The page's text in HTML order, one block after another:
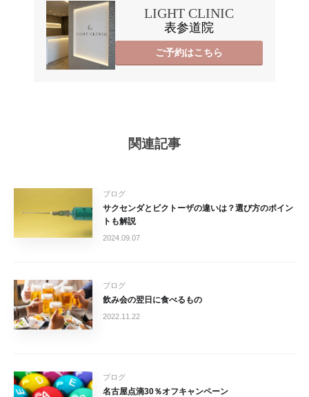
LIGHT CLINIC
表参道院
ご予約はこちら
関連記事
ブログ
サクセンダとビクトーザの違いは？選び方のポイン
トも解説
2024.09.07
ブログ
飲み会の翌日に食べるもの
2022.11.22
ブログ
名古屋点滴30％オフキャンペーン